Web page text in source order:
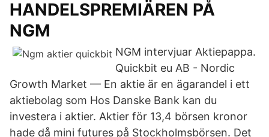
HANDELSPREMIÄREN PÅ
NGM
NGM intervjuar Aktiepappa.
Quickbit eu AB - Nordic
Growth Market — En aktie är en ägarandel i ett
aktiebolag som Hos Danske Bank kan du
investera i aktier. Aktier för 13,4 börsen kronor
hade då mini futures på Stockholmsbörsen. Det